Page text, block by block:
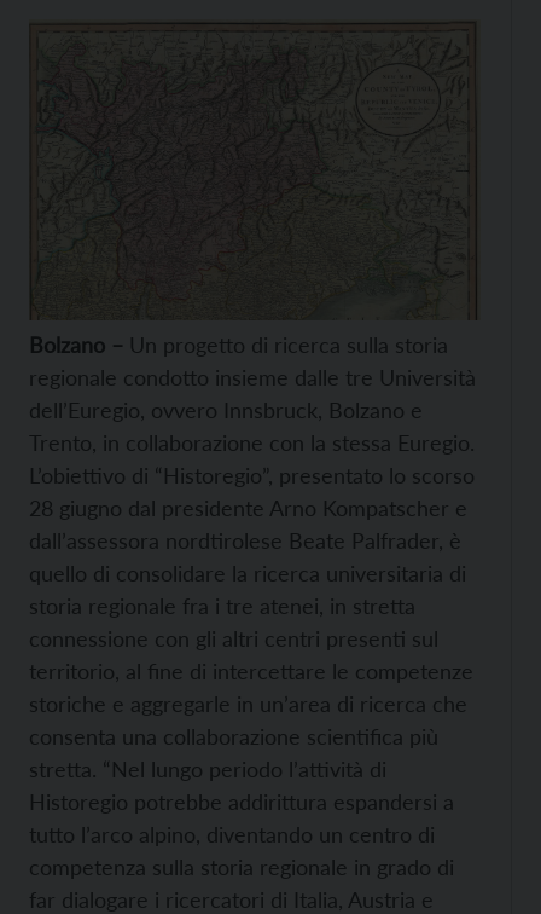
Bolzano – Un progetto di ricerca sulla storia
regionale condotto insieme dalle tre Università
dell’Euregio, ovvero Innsbruck, Bolzano e
Trento, in collaborazione con la stessa Euregio.
L’obiettivo di “Historegio”, presentato lo scorso
28 giugno dal presidente Arno Kompatscher e
dall’assessora nordtirolese Beate Palfrader, è
quello di consolidare la ricerca universitaria di
storia regionale fra i tre atenei, in stretta
connessione con gli altri centri presenti sul
territorio, al fine di intercettare le competenze
storiche e aggregarle in un’area di ricerca che
consenta una collaborazione scientifica più
stretta. “Nel lungo periodo l’attività di
Historegio potrebbe addirittura espandersi a
tutto l’arco alpino, diventando un centro di
competenza sulla storia regionale in grado di
far dialogare i ricercatori di Italia, Austria e